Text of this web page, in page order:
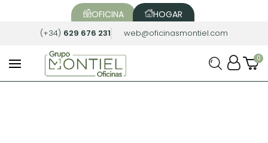
OFICINA HOGAR
(+34) 629 676 231 web@oficinasmontiel.com